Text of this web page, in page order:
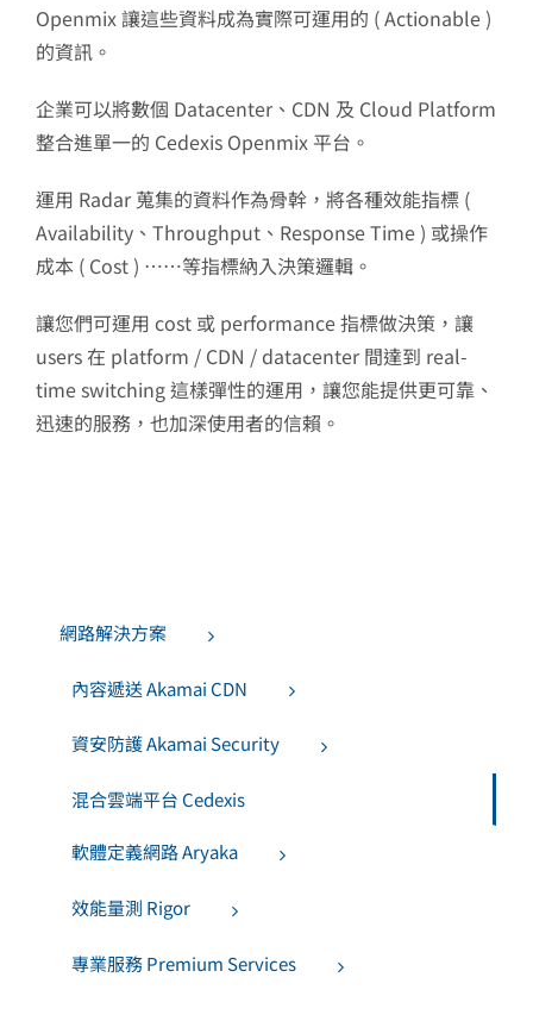
Openmix 讓這些資料成為實際可運用的 ( Actionable )
的資訊。
企業可以將數個 Datacenter、CDN 及 Cloud Platform
整合進單一的 Cedexis Openmix 平台。
運用 Radar 蒐集的資料作為骨幹，將各種效能指標 (
Availability、Throughput、Response Time ) 或操作
成本 ( Cost ) ……等指標納入決策邏輯。
讓您們可運用 cost 或 performance 指標做決策，讓
users 在 platform / CDN / datacenter 間達到 real-
time switching 這樣彈性的運用，讓您能提供更可靠、
迅速的服務，也加深使用者的信賴。
網路解決方案
內容遞送 Akamai CDN
資安防護 Akamai Security
混合雲端平台 Cedexis
軟體定義網路 Aryaka
效能量測 Rigor
專業服務 Premium Services